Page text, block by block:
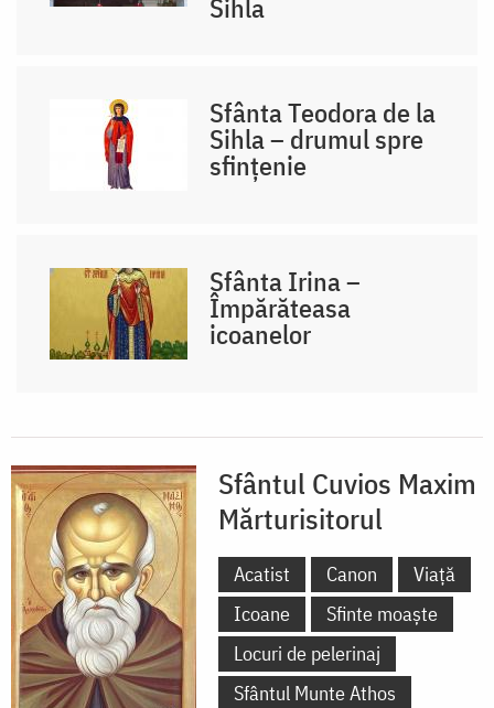
Sihla
Sfânta Teodora de la
Sihla – drumul spre
sfințenie
Sfânta Irina –
Împărăteasa
icoanelor
Sfântul Cuvios Maxim
Mărturisitorul
Acatist Canon
Viață
Icoane
Sfinte moaște
Locuri de pelerinaj
Sfântul Munte Athos